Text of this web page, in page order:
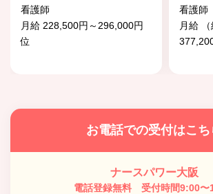
看護師
月給 228,500円～296,000円
位
看護師
月給 （
お電話での受付はこち
ナースパワー大阪
電話登録無料 受付時間9:00〜